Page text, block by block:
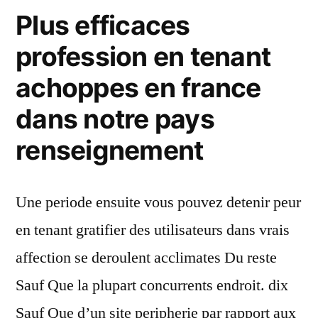
Plus efficaces
profession en tenant
achoppes en france
dans notre pays
renseignement
Une periode ensuite vous pouvez detenir peur
en tenant gratifier des utilisateurs dans vrais
affection se deroulent acclimates Du reste
Sauf Que la plupart concurrents endroit. dix
Sauf Que d’un site peripherie par rapport aux